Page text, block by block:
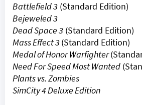
Battlefield 3 (Standard Edition)
Bejeweled 3
Dead Space 3 (Standard Edition)
Mass Effect 3(Standard Edition)
Medal of Honor Warfighter
Need For Speed Most Wanted
Plants vs. Zombies
SimCity 4 Deluxe Edition